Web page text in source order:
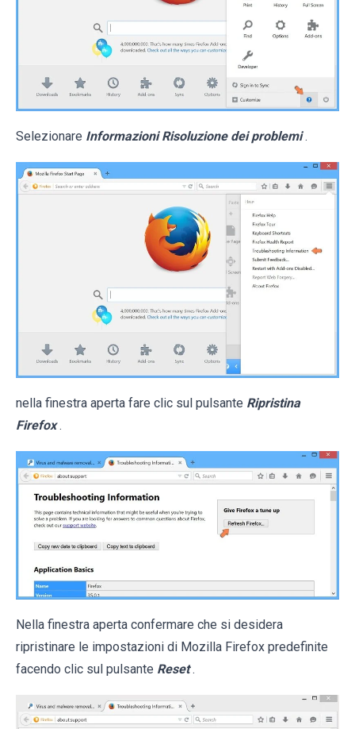
Selezionare Informazioni Risoluzione dei problemi .
nella finestra aperta fare clic sul pulsante Ripristina
Firefox .
Nella finestra aperta confermare che si desidera
ripristinare le impostazioni di Mozilla Firefox predefinite
facendo clic sul pulsante Reset .